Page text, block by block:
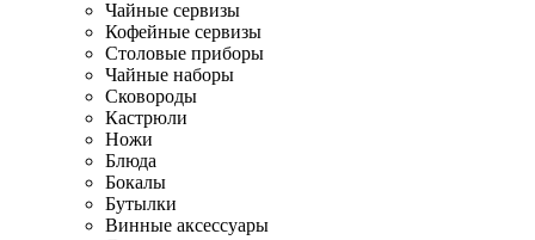
Чайные сервизы
Кофейные сервизы
Столовые приборы
Чайные наборы
Сковороды
Кастрюли
Ножи
Блюда
Бокалы
Бутылки
Винные аксессуары